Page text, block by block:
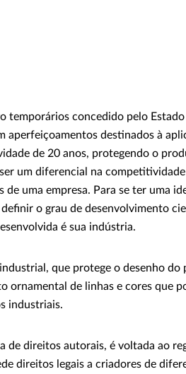
temporários concedido pelo
aperfeiçoamentos destinados à
de 20 anos, protegendo o
um diferencial na
de uma empresa. Para se ter uma
o grau de desenvolvimento
é sua indústria.
que protege o desenho do
de linhas e cores que
industriais.
de direitos autorais, é voltada ao
direitos legais a criadores de